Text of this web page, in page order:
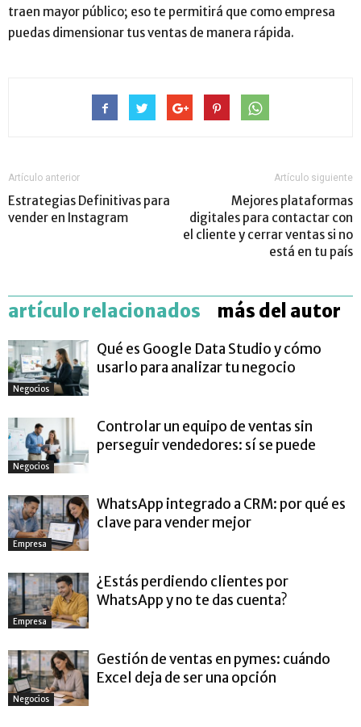
traen mayor público; eso te permitirá que como empresa
puedas dimensionar tus ventas de manera rápida.
Artículo anterior
Estrategias Definitivas para
vender en Instagram
Artículo siguiente
Mejores plataformas
digitales para contactar con
el cliente y cerrar ventas si no
está en tu país
artículo relacionados más del autor
Negocios
Qué es Google Data Studio y cómo
usarlo para analizar tu negocio
Negocios
Controlar un equipo de ventas sin
perseguir vendedores: sí se puede
Empresa
WhatsApp integrado a CRM: por qué es
clave para vender mejor
Empresa
¿Estás perdiendo clientes por
WhatsApp y no te das cuenta?
Negocios
Gestión de ventas en pymes: cuándo
Excel deja de ser una opción